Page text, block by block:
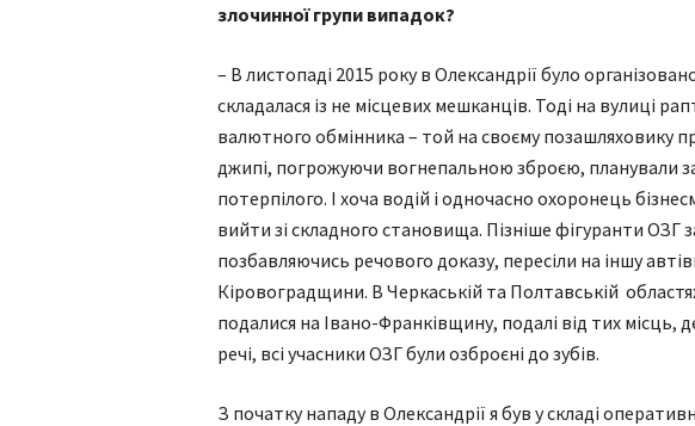
злочинної групи випадок?
– В листопаді 2015 року в Олександрії було
складалася із не місцевих мешканців. Тоді на вулиці
валютного обмінника – той на своєму позашляховику
джипі, погрожуючи вогнепальною зброєю, планували
потерпілого. І хоча водій і одночасно охоронець
вийти зі складного становища. Пізніше фігуранти ОЗГ
позбавляючись речового доказу, пересіли на іншу
Кіровоградщини. В Черкаській та Полтавській
подалися на Івано-Франківщину, подалі від тих місць,
речі, всі учасники ОЗГ були озброєні до зубів.
З початку нападу в Олександрії я був у складі